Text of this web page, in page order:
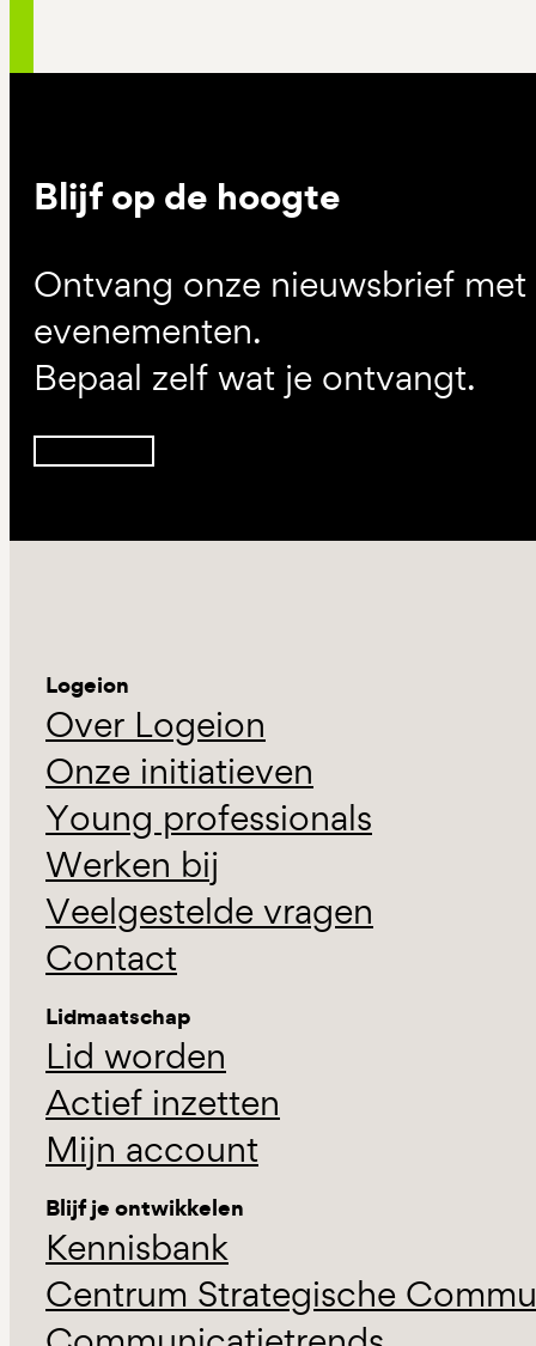
Blijf op de hoogte
Ontvang onze nieuwsbrief
evenementen.
Bepaal zelf wat je ontvangt.
Logeion
Over Logeion
Onze initiatieven
Young professionals
Werken bij
Veelgestelde vragen
Contact
Lidmaatschap
Lid worden
Actief inzetten
Mijn account
Blijf je ontwikkelen
Kennisbank
Centrum Strategische